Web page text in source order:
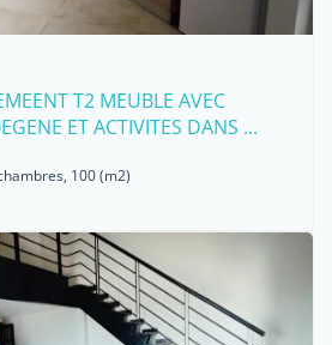
T2 MEUBLE AVEC
ET ACTIVITES DANS ...
100 (m2)